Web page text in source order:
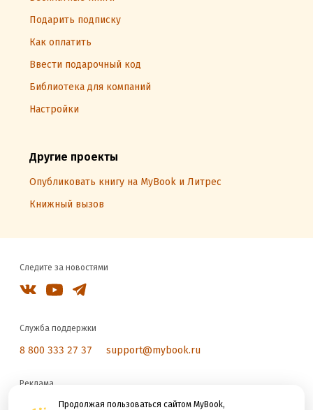
Продолжая пользоваться сайтом MyBook,
Подарить подписку
Как оплатить
Ввести подарочный код
Библиотека для компаний
Настройки
Другие проекты
Опубликовать книгу на MyBook и Литрес
Книжный вызов
Следите за новостями
Служба поддержки
8 800 333 27 37 support@mybook.ru
Реклама
reklama@litres.ru